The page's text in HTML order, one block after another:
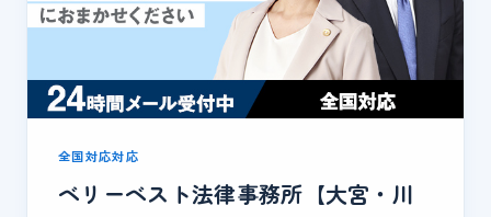
全国対応対応
ベリーベスト法律事務所【大宮・川